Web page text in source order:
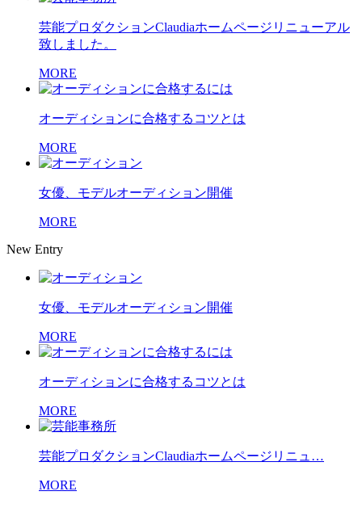
芸能プロダクションClaudiaホームページリニューアル
致しました。
MORE
オーディションに合格するコツとは
MORE
女優、モデルオーディション開催
MORE
New Entry
女優、モデルオーディション開催
MORE
オーディションに合格するコツとは
MORE
芸能プロダクションClaudiaホームページリニュ…
MORE